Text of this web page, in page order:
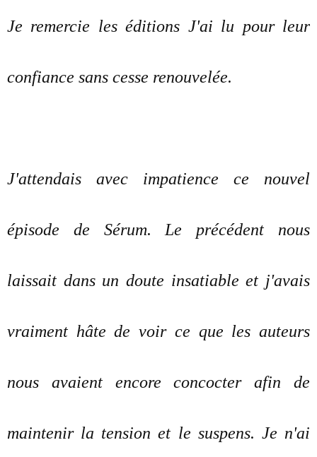
Je remercie les éditions J'ai lu pour leur
confiance sans cesse renouvelée.
J'attendais avec impatience ce nouvel
épisode de Sérum. Le précédent nous
laissait dans un doute insatiable et j'avais
vraiment hâte de voir ce que les auteurs
nous avaient encore concocter afin de
maintenir la tension et le suspens. Je n'ai